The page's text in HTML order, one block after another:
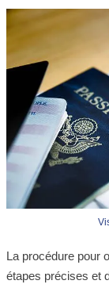
La procédure pour
étapes précises et